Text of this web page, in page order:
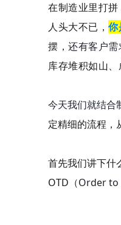
在制造业里打
人头大不已，你
摆，还有客户需
库存堆积如山
今天我们就结合
定精细的流程，
首先我们讲下什
OTD （Order to